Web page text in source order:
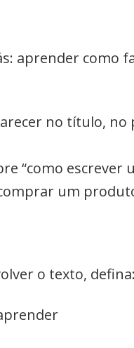
aprender como
no título,
“como escrever
um
o texto, defina: